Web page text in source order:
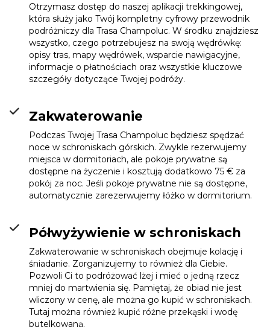
Otrzymasz dostęp do naszej aplikacji trekkingowej,
która służy jako Twój kompletny cyfrowy przewodnik
podróżniczy dla Trasa Champoluc. W środku znajdziesz
wszystko, czego potrzebujesz na swoją wędrówkę:
opisy tras, mapy wędrówek, wsparcie nawigacyjne,
informacje o płatnościach oraz wszystkie kluczowe
szczegóły dotyczące Twojej podróży.
Zakwaterowanie
Podczas Twojej Trasa Champoluc będziesz spędzać
noce w schroniskach górskich. Zwykle rezerwujemy
miejsca w dormitoriach, ale pokoje prywatne są
dostępne na życzenie i kosztują dodatkowo 75 € za
pokój za noc. Jeśli pokoje prywatne nie są dostępne,
automatycznie zarezerwujemy łóżko w dormitorium.
Półwyżywienie w schroniskach
Zakwaterowanie w schroniskach obejmuje kolację i
śniadanie. Zorganizujemy to również dla Ciebie.
Pozwoli Ci to podróżować lżej i mieć o jedną rzecz
mniej do martwienia się. Pamiętaj, że obiad nie jest
wliczony w cenę, ale można go kupić w schroniskach.
Tutaj można również kupić różne przekąski i wodę
butelkowaną.